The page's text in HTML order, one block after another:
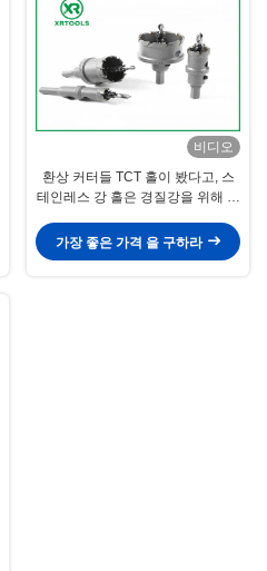
비디오
환상 커터들 TCT 홀이 봤다고, 스
테인레스 강 홀은 경질강을 위해 봤
가장 좋은 가격 을 구하라